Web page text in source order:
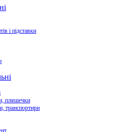
і підставки
пляшечки
транспортири